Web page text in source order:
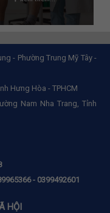
- Phường Trung Mỹ Tây -
Hưng Hòa - TPHCM
Nam Nha Trang, Tỉnh
- 0399492601
HỘI